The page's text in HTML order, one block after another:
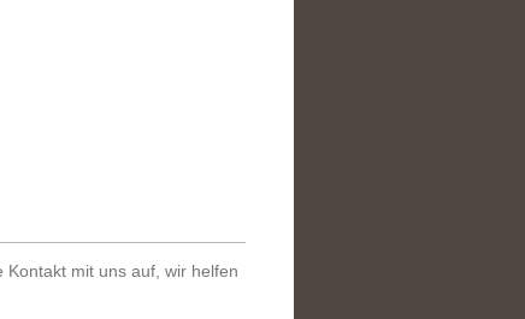
mit uns auf, wir helfen